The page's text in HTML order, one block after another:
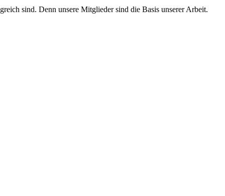
sind. Denn unsere Mitglieder sind die Basis unserer Arbeit.